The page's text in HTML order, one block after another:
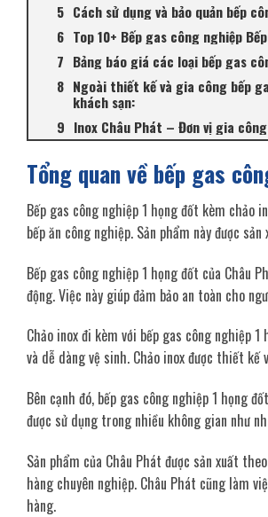
Cách sử dụng và bảo quản bếp
Top 10+ Bếp gas công nghiệp
Bảng báo giá các loại bếp gas
Ngoài thiết kế và gia công bếp
khách sạn:
Inox Châu Phát – Đơn vị gia
Tổng quan về bếp gas
Bếp gas công nghiệp 1 họng đốt kèm chảo
bếp ăn công nghiệp. Sản phẩm này được
Bếp gas công nghiệp 1 họng đốt của Châu
động. Việc này giúp đảm bảo an toàn cho
Chảo inox đi kèm với bếp gas công nghiệp
và dễ dàng vệ sinh. Chảo inox được thiết
Bên cạnh đó, bếp gas công nghiệp 1 họng
được sử dụng trong nhiều không gian như
Sản phẩm của Châu Phát được sản xuất
hàng chuyên nghiệp. Châu Phát cũng làm
hàng.